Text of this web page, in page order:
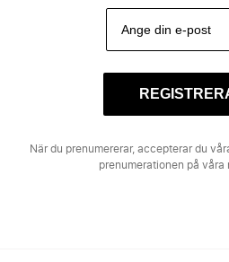
När du prenumererar, accepterar du
prenumerationen på våra